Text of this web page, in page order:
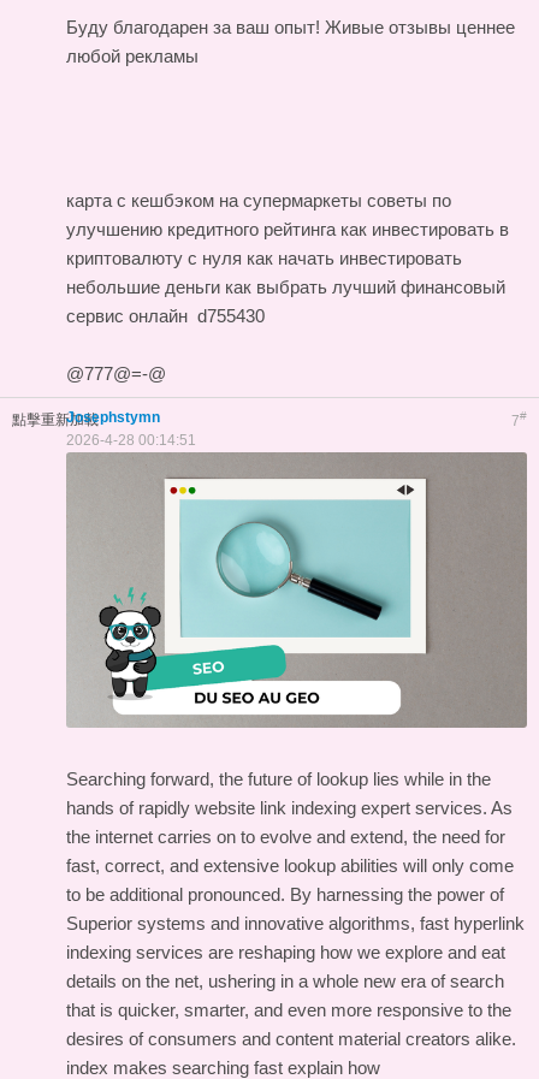
Буду благодарен за ваш опыт! Живые отзывы ценнее
любой рекламы
карта с кешбэком на супермаркеты советы по
улучшению кредитного рейтинга как инвестировать в
криптовалюту с нуля как начать инвестировать
небольшие деньги как выбрать лучший финансовый
сервис онлайн d755430
@777@=-@
點擊重新加載 7#
Josephstymn
2026-4-28 00:14:51
Searching forward, the future of lookup lies while in the
hands of rapidly website link indexing expert services. As
the internet carries on to evolve and extend, the need for
fast, correct, and extensive lookup abilities will only come
to be additional pronounced. By harnessing the power of
Superior systems and innovative algorithms, fast hyperlink
indexing services are reshaping how we explore and eat
details on the net, ushering in a whole new era of search
that is quicker, smarter, and even more responsive to the
desires of consumers and content material creators alike.
index makes searching fast explain how